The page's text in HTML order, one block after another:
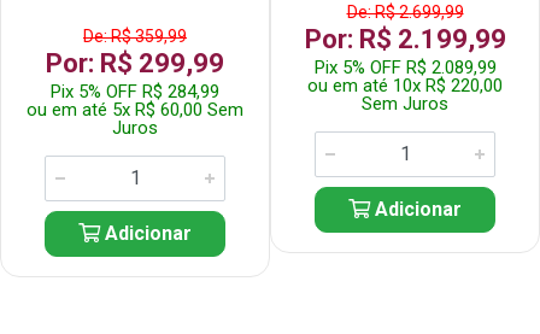
De: R$ 359,99
Por: R$ 299,99
Pix 5% OFF R$ 284,99
ou em até 5x R$ 60,00 Sem
Juros
Adicionar
De: R$ 2.699,99
Por: R$ 2.199,99
Pix 5% OFF R$ 2.089,99
ou em até 10x R$ 220,00
Sem Juros
Adicionar